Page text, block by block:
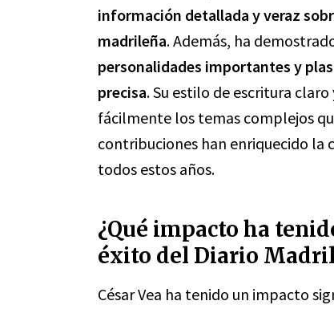
información detallada y veraz
madrileña. Además, ha
personalidades importantes y
precisa. Su estilo de escritura
fácilmente los temas complejos
contribuciones han enriquecido
todos estos años.
¿Qué impacto ha
éxito del Diario
César Vea ha tenido un impacto